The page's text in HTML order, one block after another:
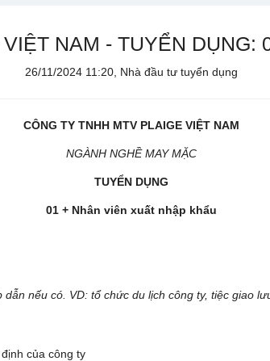
NAM - TUYỂN DỤNG:
26/11/2024 11:20, Nhà đầu tư tuyển dụng
CÔNG TY TNHH MTV PLAIGE VIỆT NAM
NGÀNH NGHỀ MAY MẶC
TUYỂN DỤNG
01 + Nhân viên xuất nhập khẩu
dẫn nếu có. VD: tổ chức du lịch công ty, tiệc giao
của công ty